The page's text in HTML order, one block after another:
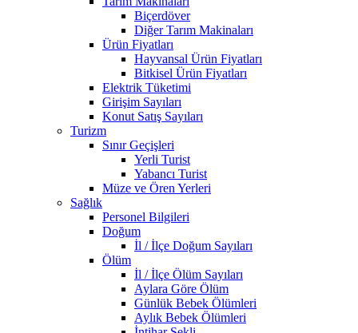
Biçerdöver
Diğer Tarım Makinaları
Ürün Fiyatları
Hayvansal Ürün Fiyatları
Bitkisel Ürün Fiyatları
Elektrik Tüketimi
Girişim Sayıları
Konut Satış Sayıları
Turizm
Sınır Geçişleri
Yerli Turist
Yabancı Turist
Müze ve Ören Yerleri
Sağlık
Personel Bilgileri
Doğum
İl / İlçe Doğum Sayıları
Ölüm
İl / İlçe Ölüm Sayıları
Aylara Göre Ölüm
Günlük Bebek Ölümleri
Aylık Bebek Ölümleri